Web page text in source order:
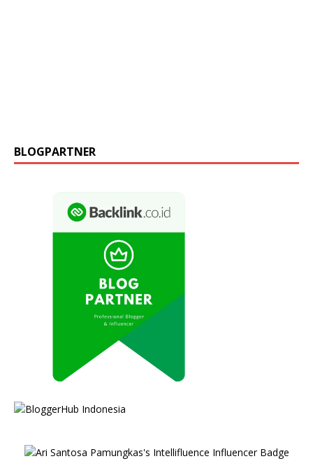
BLOGPARTNER